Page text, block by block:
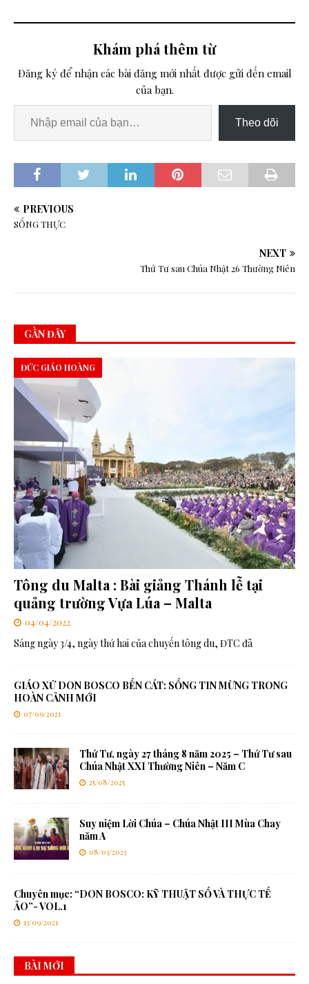
Khám phá thêm từ
Đăng ký để nhận các bài đăng mới nhất được gửi đến email
của bạn.
Theo dõi
PREVIOUS
SỐNG THỰC
NEXT
Thứ Tư sau Chúa Nhật 26 Thường Niên
GẦN ĐÂY
Tông du Malta : Bài giảng Thánh lễ tại
quảng trường Vựa Lúa – Malta
ĐỨC GIÁO HOÀNG
04/04/2022
Sáng ngày 3/4, ngày thứ hai của chuyến tông du, ĐTC đã
GIÁO XỨ DON BOSCO BẾN CÁT: SỐNG TIN MỪNG TRONG
HOÀN CẢNH MỚI
07/09/2021
Thứ Tư, ngày 27 tháng 8 năm 2025 – Thứ Tư sau
Chúa Nhật XXI Thường Niên – Năm C
25/08/2025
Suy niệm Lời Chúa – Chúa Nhật III Mùa Chay
năm A
08/03/2023
Chuyên mục: “DON BOSCO: KỸ THUẬT SỐ VÀ THỰC TẾ
ẢO”- VOL.1
13/09/2021
BÀI MỚI